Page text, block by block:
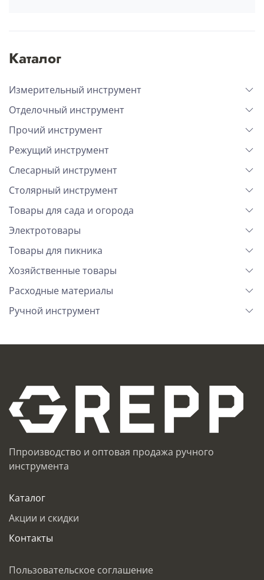
Каталог
Измерительный инструмент
Отделочный инструмент
Прочий инструмент
Режущий инструмент
Слесарный инструмент
Столярный инструмент
Товары для сада и огорода
Электротовары
Товары для пикника
Хозяйственные товары
Расходные материалы
Ручной инструмент
Ппроизводство и оптовая продажа ручного
инструмента
Каталог
Акции и скидки
Контакты
Пользовательское соглашение